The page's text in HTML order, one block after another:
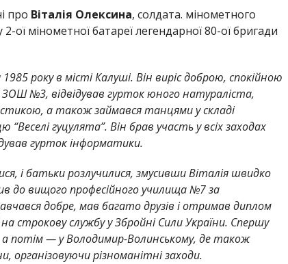
про Віталія Олексина, солдата. мінометного
мінометної батареї легендарної 80-ої бригади
року в місті Калуші. Він виріс доброю, спокійною
№3, відвідував гурток юного натураліста,
а також займався танцями у складі
гуцулята”. Він брав участь у всіх заходах
гурток інформатики.
і батьки розлучилися, змусивши Віталія швидко
до вищого професійного училища №7 за
добре, мав багато друзів і отримав диплом
строкову службу у Збройні Сили України. Спершу
а потім — у Володимир-Волинському, де також
різноманітні заходи.